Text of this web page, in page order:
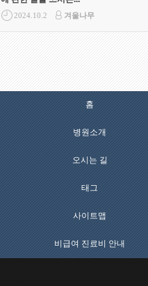
2024.10.2 겨울나무
홈
병원소개
오시는 길
태그
사이트맵
비급여 진료비 안내